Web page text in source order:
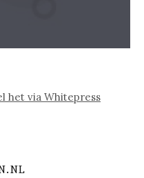
het via Whitepress